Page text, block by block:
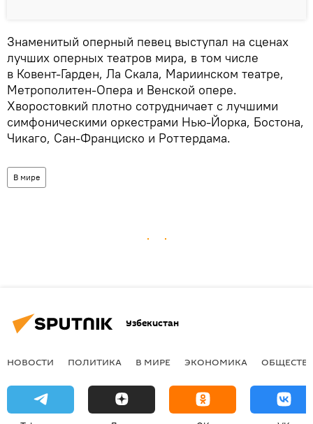
Знаменитый оперный певец выступал на сценах
лучших оперных театров мира, в том числе
в Ковент-Гарден, Ла Скала, Мариинском театре,
Метрополитен-Опера и Венской опере.
Хворостовкий плотно сотрудничает с лучшими
симфоническими оркестрами Нью-Йорка, Бостона,
Чикаго, Сан-Франциско и Роттердама.
В мире
Узбекистан
НОВОСТИ ПОЛИТИКА В МИРЕ ЭКОНОМИКА